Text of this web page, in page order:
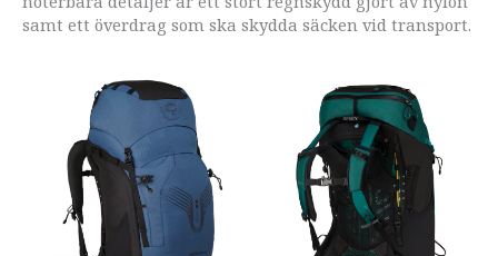
samt ett överdrag som ska skydda säcken vid transport.